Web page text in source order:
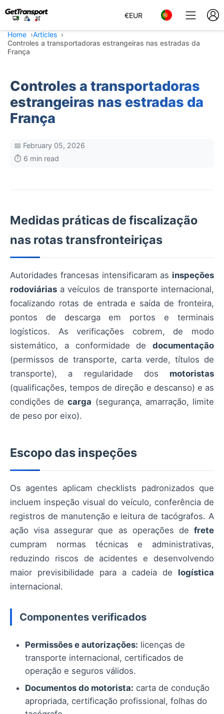
€EUR
Home
Articles
Controles a transportadoras estrangeiras nas estradas da
França
Controles a transportadoras
estrangeiras nas estradas da
França
📅 February 05, 2026
⏱️ 6 min read
Medidas práticas de fiscalização
nas rotas transfronteiriças
Autoridades francesas intensificaram as inspeções
rodoviárias a veículos de transporte internacional,
focalizando rotas de entrada e saída de fronteira,
pontos de descarga em portos e terminais
logísticos. As verificações cobrem, de modo
sistemático, a conformidade de documentação
(permissos de transporte, carta verde, títulos de
transporte), a regularidade dos motoristas
(qualificações, tempos de direção e descanso) e as
condições decarga (segurança, amarração, limite
de peso por eixo).
Escopo das inspeções
Os agentes aplicam checklists padronizados que
incluem inspeção visual do veículo, conferência de
registros de manutenção e leitura de tacógrafos. A
ação visa assegurar que as operações de frete
cumpram normas técnicas e administrativas,
reduzindo riscos de acidentes e desenvolvendo
maior previsibilidade para a cadeia de logística
internacional.
Componentes verificados
Permissões e autorizações: licenças de
transporte internacional, certificados de
operação e seguros válidos.
Documentos do motorista: carta de condução
apropriada, certificação profissional, folhas do